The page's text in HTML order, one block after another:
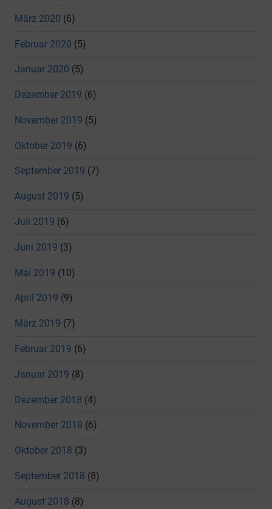
März 2020 (6)
Februar 2020 (5)
Januar 2020 (5)
Dezember 2019 (6)
November 2019 (5)
Oktober 2019 (6)
September 2019 (7)
August 2019 (5)
Juli 2019 (6)
Juni 2019 (3)
Mai 2019 (10)
April 2019 (9)
März 2019 (7)
Februar 2019 (6)
Januar 2019 (8)
Dezember 2018 (4)
November 2018 (6)
Oktober 2018 (3)
September 2018 (8)
August 2018 (8)